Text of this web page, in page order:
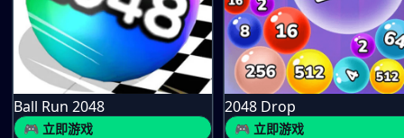
Ball Run 2048
🎮 立即游戏
2048 Drop
🎮 立即游戏